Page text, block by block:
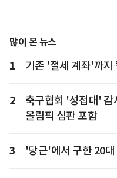
많이 본 뉴스
1 기존 '절세 계좌'까지
2
축구협회 '성접대'
올림픽 심판 포함
3 '당근'에서 구한 20